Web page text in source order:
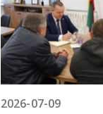
2026-07-09